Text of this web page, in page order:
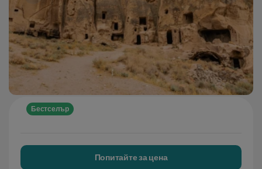
Бестселър
Попитайте за цена